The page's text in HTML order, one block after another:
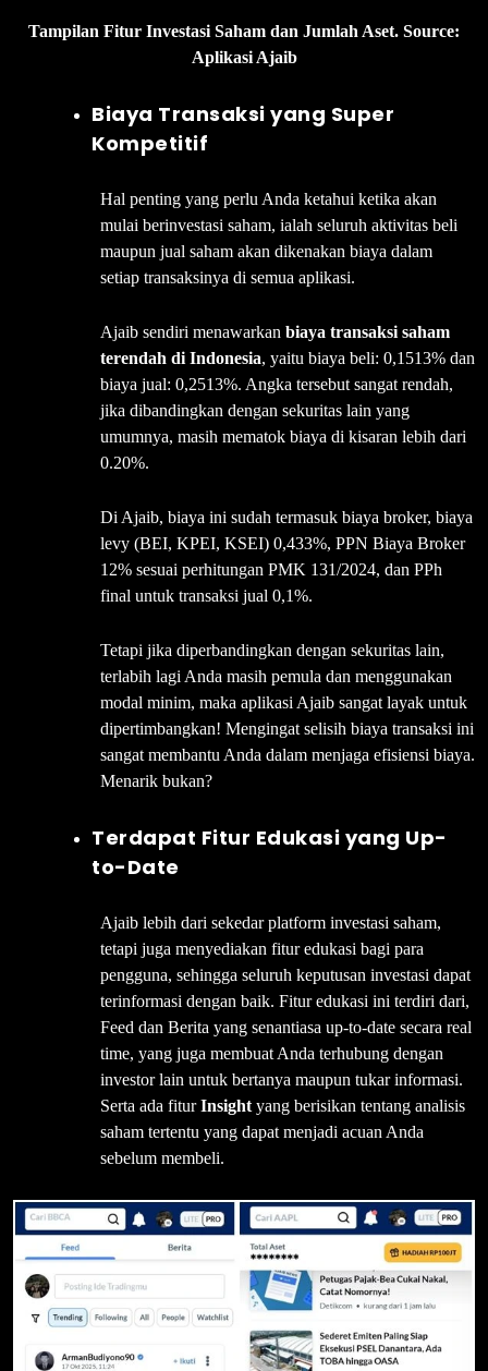
Tampilan Fitur Investasi Saham dan Jumlah Aset. Source:
Aplikasi Ajaib
Biaya Transaksi yang Super
Kompetitif
Hal penting yang perlu Anda ketahui ketika akan
mulai berinvestasi saham, ialah seluruh aktivitas beli
maupun jual saham akan dikenakan biaya dalam
setiap transaksinya di semua aplikasi.
Ajaib sendiri menawarkan biaya transaksi saham
terendah di Indonesia, yaitu biaya beli: 0,1513% dan
biaya jual: 0,2513%. Angka tersebut sangat rendah,
jika dibandingkan dengan sekuritas lain yang
umumnya, masih mematok biaya di kisaran lebih dari
0.20%.
Di Ajaib, biaya ini sudah termasuk biaya broker, biaya
levy (BEI, KPEI, KSEI) 0,433%, PPN Biaya Broker
12% sesuai perhitungan PMK 131/2024, dan PPh
final untuk transaksi jual 0,1%.
Tetapi jika diperbandingkan dengan sekuritas lain,
terlabih lagi Anda masih pemula dan menggunakan
modal minim, maka aplikasi Ajaib sangat layak untuk
dipertimbangkan! Mengingat selisih biaya transaksi ini
sangat membantu Anda dalam menjaga efisiensi biaya.
Menarik bukan?
Terdapat Fitur Edukasi yang Up-
to-Date
Ajaib lebih dari sekedar platform investasi saham,
tetapi juga menyediakan fitur edukasi bagi para
pengguna, sehingga seluruh keputusan investasi dapat
terinformasi dengan baik. Fitur edukasi ini terdiri dari,
Feed dan Berita yang senantiasa up-to-date secara real
time, yang juga membuat Anda terhubung dengan
investor lain untuk bertanya maupun tukar informasi.
Serta ada fiturInsight yang berisikan tentang analisis
saham tertentu yang dapat menjadi acuan Anda
sebelum membeli.